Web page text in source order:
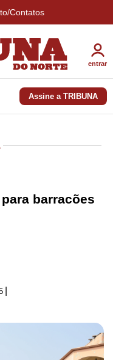
Contatos
entrar
Assine a TRIBUNA
barracões